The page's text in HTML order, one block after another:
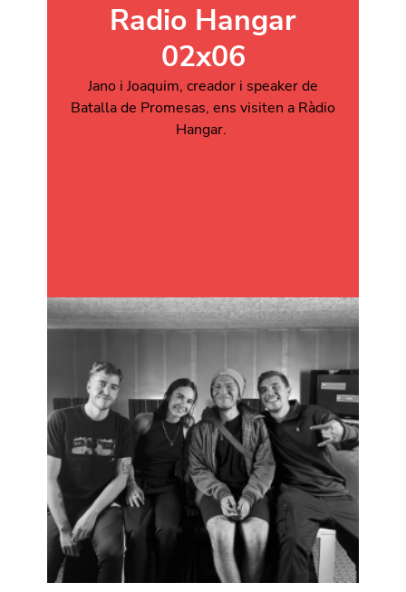
Radio Hangar
02x06
Jano i Joaquim, creador i speaker de
Batalla de Promesas, ens visiten a Ràdio
Hangar.